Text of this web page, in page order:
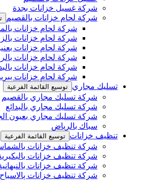
شركة غسيل خزانات بجدة
شركة لحام خزانات بالقصيم
شركة لحام خزانات
شركة لحام خزانات
شركة لحام خزانات
شركة لحام خزانات
شركة لحام خزانات
شركة لحام خزانات
تسليك مجاري توسيع القائمة الفرعية
شركة تسليك مجاري بالقصيم
شركة تسليك مجاري بالبدائع
شركة تسليك مجاري بعيون
سباك بالرياض
تنظيف خزانات توسيع القائمة الفرعية
شركة تنظيف خزانات
شركة تنظيف خزانات
شركة تنظيف خزانات
شركة تنظيف خزانات بالاسياح